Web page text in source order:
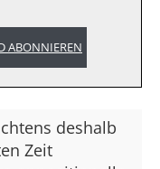
ABONNIEREN
deshalb
Zeit